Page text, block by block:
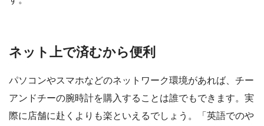
ネット上で済むから便利
パソコンやスマホなどのネットワーク環境があれば、チー
アンドチーの腕時計を購入することは誰でもできます。実
際に店舗に赴くよりも楽といえるでしょう。「英語でのや